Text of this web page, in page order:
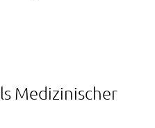
Medizinischer